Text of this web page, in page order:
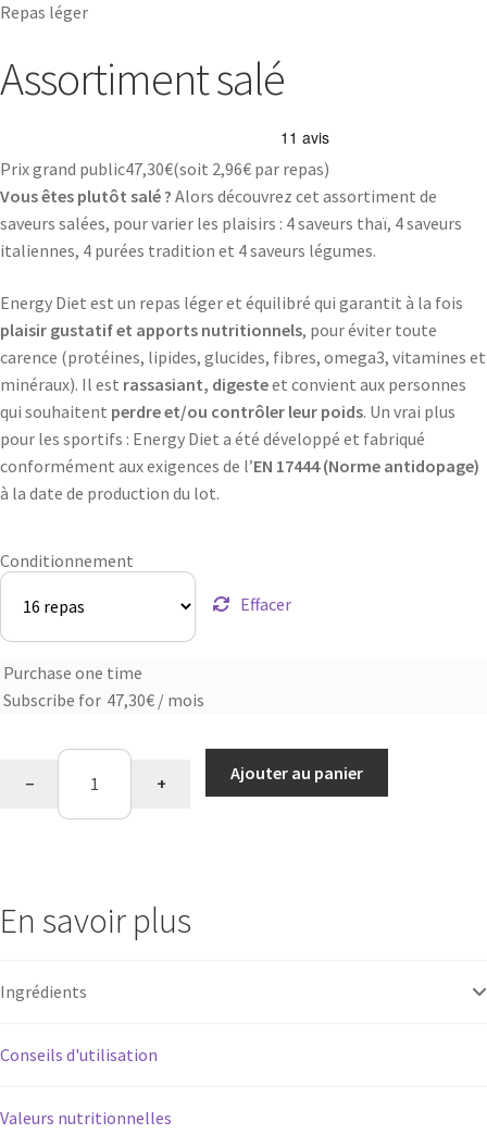
Repas léger
Assortiment salé
Prix grand public47,30€(soit 2,96€ par repas)
Vous êtes plutôt salé ? Alors découvrez cet assortiment de
saveurs salées, pour varier les plaisirs : 4 saveurs thaï, 4 saveurs
italiennes, 4 purées tradition et 4 saveurs légumes.
Energy Diet est un repas léger et équilibré qui garantit à la fois
plaisir gustatif et apports nutritionnels, pour éviter toute
carence (protéines, lipides, glucides, fibres, omega3, vitamines et
minéraux). Il est rassasiant, digesteet convient aux personnes
qui souhaitent perdre et/ou contrôler leur poids. Un vrai plus
pour les sportifs : Energy Diet a été développé et fabriqué
conformément aux exigences de l’EN 17444 (Norme antidopage)
à la date de production du lot.
Conditionnement
Effacer
Choose
purchase
Purchase one time
Subscribe for 47,30€ / mois
quantité
Assortiment
− +
Ajouter au panier
En savoir plus
Ingrédients
Conseils d'utilisation
Valeurs nutritionnelles